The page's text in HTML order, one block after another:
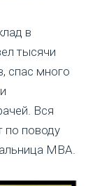
в
тысячи
спас много
Вся
по поводу
МВА.